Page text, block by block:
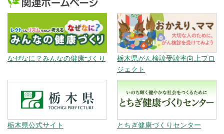
なぜなに？みんなの健康づくり
栃木県がん検診受診率向上プロ
ジェクト
栃木県公式サイト とちぎ健康づくりセンター